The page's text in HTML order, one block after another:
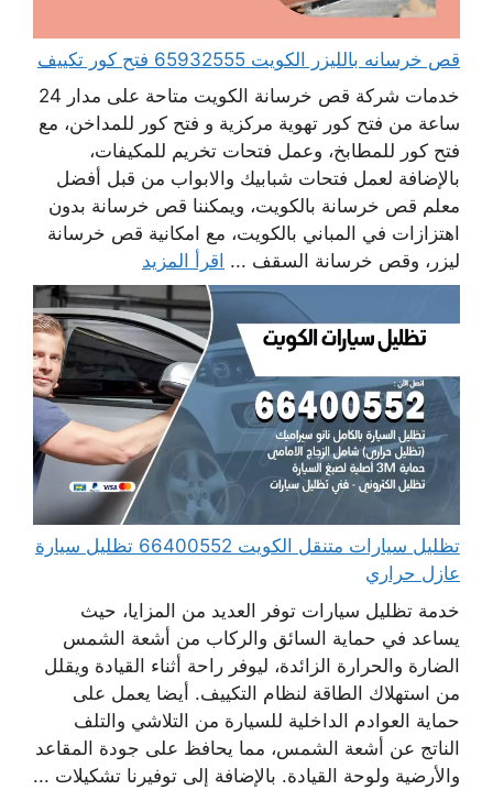
قص خرسانه بالليزر الكويت 65932555 فتح كور تكييف
خدمات شركة قص خرسانة الكويت متاحة على مدار 24
ساعة من فتح كور تهوية مركزية و فتح كور للمداخن، مع
فتح كور للمطابخ، وعمل فتحات تخريم للمكيفات،
بالإضافة لعمل فتحات شبابيك والابواب من قبل أفضل
معلم قص خرسانة بالكويت، ويمكننا قص خرسانة بدون
اهتزازات في المباني بالكويت، مع امكانية قص خرسانة
ليزر، وقص خرسانة السقف ... اقرأ المزيد
تظليل سيارات متنقل الكويت 66400552 تظليل سيارة
عازل حراري
خدمة تظليل سيارات توفر العديد من المزايا، حيث
يساعد في حماية السائق والركاب من أشعة الشمس
الضارة والحرارة الزائدة، ليوفر راحة أثناء القيادة ويقلل
من استهلاك الطاقة لنظام التكييف. أيضا يعمل على
حماية العوادم الداخلية للسيارة من التلاشي والتلف
الناتج عن أشعة الشمس، مما يحافظ على جودة المقاعد
والأرضية ولوحة القيادة. بالإضافة إلى توفيرنا تشكيلات ...